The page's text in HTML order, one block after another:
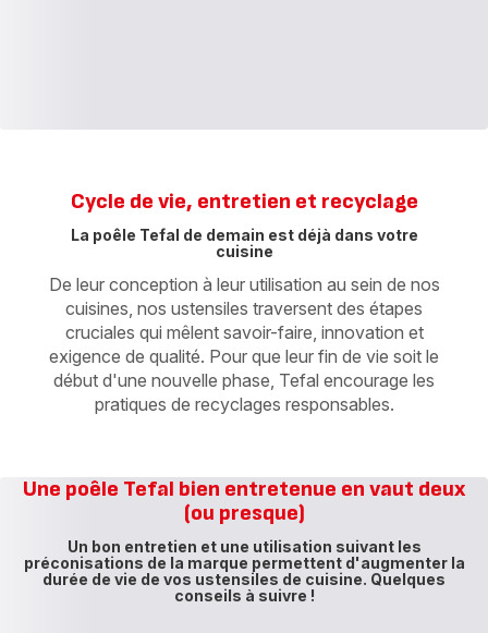
Cycle de vie, entretien et recyclage
La poêle Tefal de demain est déjà dans votre
cuisine
De leur conception à leur utilisation au sein de nos
cuisines, nos ustensiles traversent des étapes
cruciales qui mêlent savoir-faire, innovation et
exigence de qualité. Pour que leur fin de vie soit le
début d'une nouvelle phase, Tefal encourage les
pratiques de recyclages responsables.
Une poêle Tefal bien entretenue en vaut deux
(ou presque)
Un bon entretien et une utilisation suivant les
préconisations de la marque permettent d'augmenter la
durée de vie de vos ustensiles de cuisine. Quelques
conseils à suivre !